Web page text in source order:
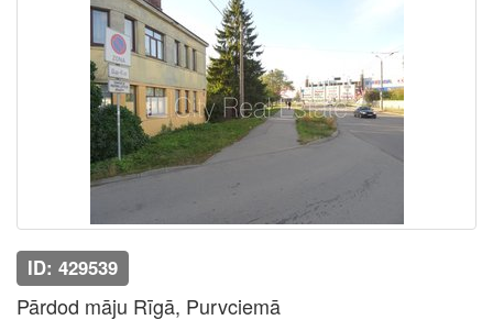
ID: 429539
Pārdod māju Rīgā, Purvciemā